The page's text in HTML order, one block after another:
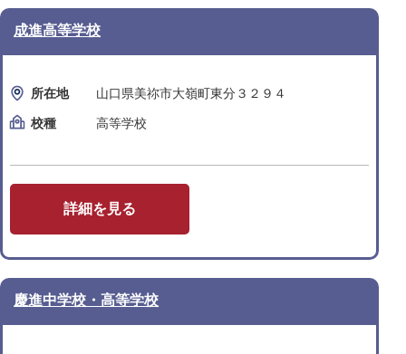
成進高等学校
所在地
山口県美祢市大嶺町東分３２９４
校種
高等学校
詳細を見る
慶進中学校・高等学校